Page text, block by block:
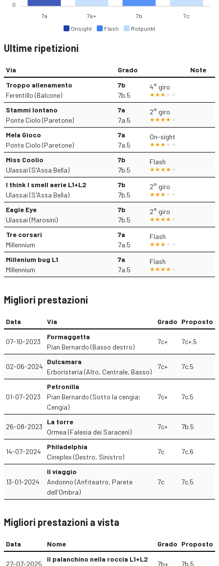
Onsight Flash Rotpunkt
0
7a 7a+ 7b 7c
Ultime ripetizioni
Via Grado
Note
Troppo allenamento
Ferentillo (Balcone)
7b
7b.5
4° giro
Stammi lontano
Ponte Ciolo (Paretone)
7a
7a.5
2° giro
Mela Gioco
Ponte Ciolo (Paretone)
7a
7a.5
On-sight
Miss Coolio
Ulassai (S'Assa Bella)
7b
7b.5
Flash
I think I smell aerie L1+L2
Ulassai (S'Assa Bella)
7b
7b.5
2° giro
Eagle Eye
Ulassai (Marosini)
7b
7b.5
2° giro
Tre corsari
Millennium
7a
7a.5
Flash
Millenium bug L1
Millennium
7a
7a.5
Flash
Migliori prestazioni
Data Via Grado Proposto
07-10-2023
Formaggetta
Pian Bernardo (Basso destro)
7c+ 7c+.5
02-06-2024
Dulcamara
Erboristeria (Alto, Centrale, Basso)
7c+ 7c.5
01-07-2023
Petronilla
Pian Bernardo (Sotto la cengia;
Cengia)
7c+ 7c.5
26-08-2023
La torre
Ormea (Falesia dei Saraceni)
7c+ 7b.5
14-07-2024
Philadelphia
Cineplex (Destro, Sinistro)
7c 7c.6
13-01-2024
Il viaggio
Andonno (Anfiteatro, Parete
dell'Ombra)
7c 7c.5
Migliori prestazioni a vista
Data Nome Grado Proposto
27-07-2025
Il palanchino nella roccia L1+L2
7b+ 7b.5